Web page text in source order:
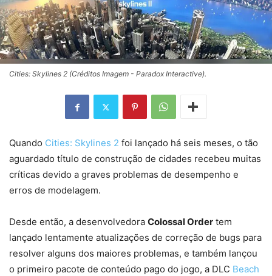
Cities: Skylines 2 (Créditos Imagem - Paradox Interactive).
Quando Cities: Skylines 2 foi lançado há seis meses, o tão
aguardado título de construção de cidades recebeu muitas
críticas devido a graves problemas de desempenho e
erros de modelagem.
Desde então, a desenvolvedora Colossal Order tem
lançado lentamente atualizações de correção de bugs para
resolver alguns dos maiores problemas, e também lançou
o primeiro pacote de conteúdo pago do jogo, a DLC Beach